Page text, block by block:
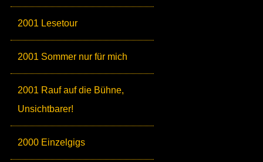
2001 Lesetour
2001 Sommer nur für mich
2001 Rauf auf die Bühne,
Unsichtbarer!
2000 Einzelgigs